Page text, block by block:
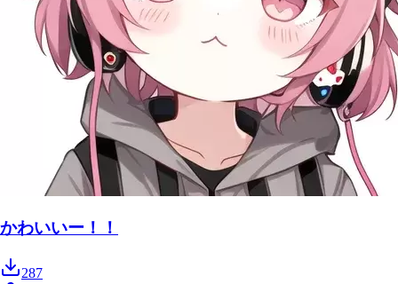
かわいいー！！
287